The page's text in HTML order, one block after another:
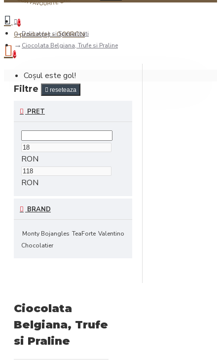
0
0 produs(e) - 0,00RON
0
Coșul este gol!
Delicatese si Specialitati
Ciocolata Belgiana, Trufe si Praline
Filtre reseteaza
PRET
RON
RON
BRAND
Monty Bojangles TeaForte Valentino
Chocolatier
Ciocolata
Belgiana, Trufe
si Praline